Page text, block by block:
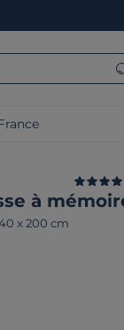
à
x 200 cm